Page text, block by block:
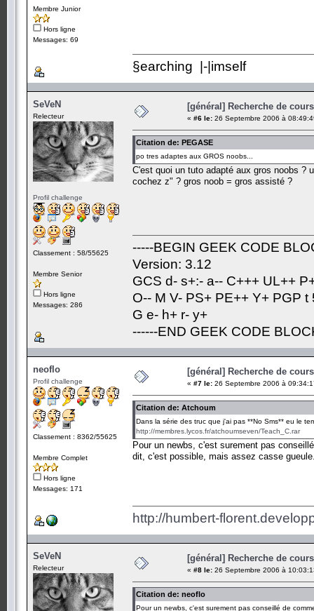
Membre Junior
Hors ligne
Messages: 69
§earching |-|imself
SeVeN
Relecteur
Profil challenge
Classement : 58/55625
Membre Senior
Hors ligne
Messages: 286
[général] Recherche de
« #6 le: 26 Septembre 2006 à
Citation de: PEGASE
po tres adaptes aux GROS noobs...
C'est quoi un tuto adapté aux gros noobs ?
cochez z" ? gros noob = gros assisté ?
-----BEGIN GEEK CODE
Version: 3.12
GCS d- s+:- a-- C+++ UL++
O-- M V- PS+ PE++ Y+ PGP
G e- h+ r- y+
------END GEEK CODE
neoflo
Profil challenge
Classement : 8362/55625
Membre Complet
Hors ligne
Messages: 171
[général] Recherche de
« #7 le: 26 Septembre 2006 à
Citation de: Atchoum
Dans la série des truc que j'ai pas **No Sms** eu le
http://membres.lycos.fr/atchoumseven/Teach_C.rar
Pour un newbs, c'est surement pas
dit, c'est possible, mais assez casse
http://humbert-
SeVeN
Relecteur
[général] Recherche de
« #8 le: 26 Septembre 2006 à
Citation de: neoflo
Pour un newbs, c'est surement pas conseillé de